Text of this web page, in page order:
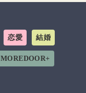
恋愛 結婚
MOREDOOR+